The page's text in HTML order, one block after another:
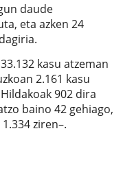
daude
eta azken 24
kasu atzeman
2.161 kasu
902 dira
baino 42 gehiago,
ziren–.